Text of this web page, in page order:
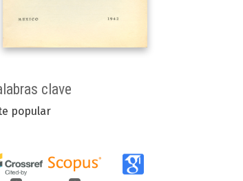
clave
popular